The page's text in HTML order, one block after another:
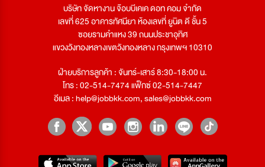
บริษัท จัดหางาน จ๊อบบีเคเค ดอท คอม จำกัด
เลขที่ 625 อาคารทัศนียา ห้องเลขที่ ยูนิต ดี ชั้น 5
ซอยรามคำแหง 39 ถนนประชาอุทิศ
แขวงวังทองหลางเขตวังทองหลาง กรุงเทพฯ 10310
ฝ่ายบริการลูกค้า : จันทร์-เสาร์ 8:30-18:00 น.
โทร : 02-514-7474 แฟ็กซ์ 02-514-7447
อีเมล :help@jobbkk.com,sales@jobbkk.com